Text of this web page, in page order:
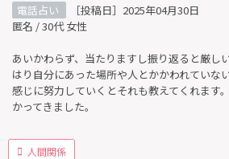
電話占い
［投稿日］2025年04月30日
匿名 / 30代 女性
あいかわらず、当たりますし振り返ると厳し
はり自分にあった場所や人とかかわれていな
感じに努力していくとそれも教えてくれます
かってきました。
人間関係